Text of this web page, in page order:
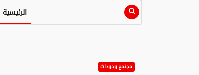
الرئيسية
مجتمع وحوداث